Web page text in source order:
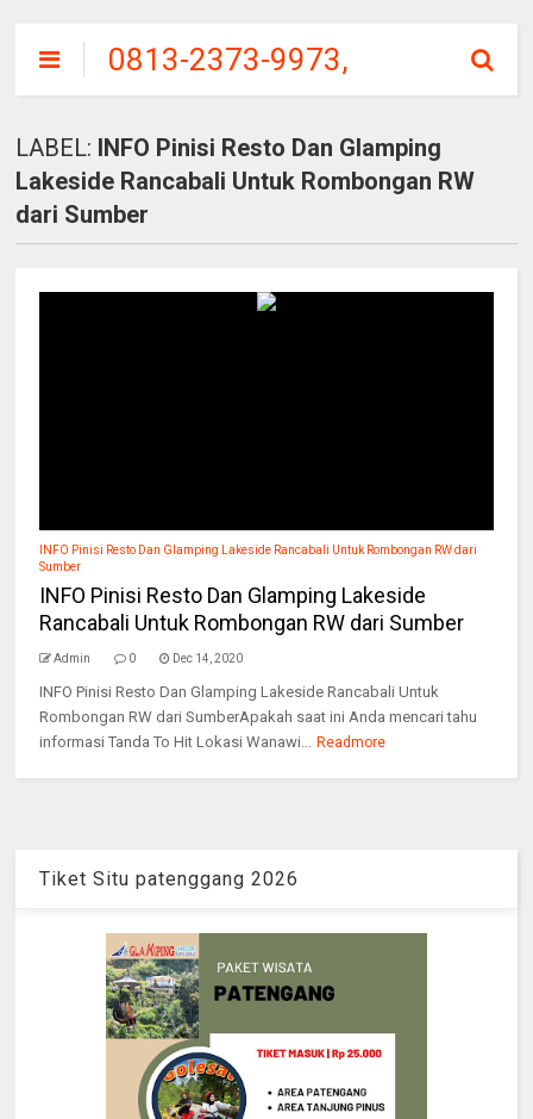
0813-2373-9973,
SITU
PATENGGANG
CIWIDEY, HARGA
TIKET MASUK
LABEL: INFO Pinisi Resto Dan Glamping
Lakeside Rancabali Untuk Rombongan RW
dari Sumber
INFO Pinisi Resto Dan Glamping Lakeside Rancabali Untuk Rombongan RW dari
Sumber
INFO Pinisi Resto Dan Glamping Lakeside
Rancabali Untuk Rombongan RW dari Sumber
Admin 0 Dec 14, 2020
INFO Pinisi Resto Dan Glamping Lakeside Rancabali Untuk
Rombongan RW dari SumberApakah saat ini Anda mencari tahu
informasi Tanda To Hit Lokasi Wanawi... Readmore
Tiket Situ patenggang 2026